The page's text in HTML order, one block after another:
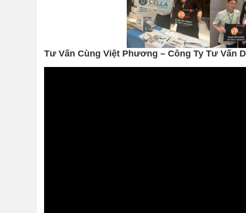
Tư Vấn Cùng Việt Phương – Công Ty Tư Vấn